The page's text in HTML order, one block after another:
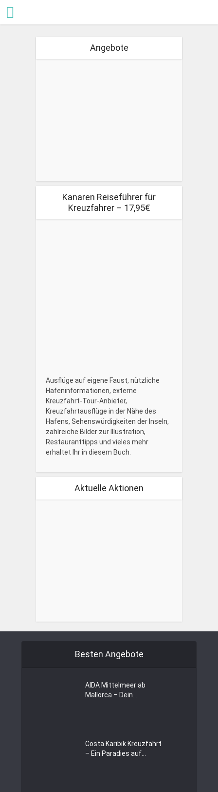
Angebote
Kanaren Reiseführer für
Kreuzfahrer – 17,95€
Ausflüge auf eigene Faust, nützliche
Hafeninformationen, externe
Kreuzfahrt-Tour-Anbieter,
Kreuzfahrtausflüge in der Nähe des
Hafens, Sehenswürdigkeiten der Inseln,
zahlreiche Bilder zur Illustration,
Restauranttipps und vieles mehr
erhaltet Ihr in diesem Buch.
Aktuelle Aktionen
Besten Angebote
AIDA Mittelmeer ab
Mallorca – Dein...
Costa Karibik Kreuzfahrt
– Ein Paradies auf...